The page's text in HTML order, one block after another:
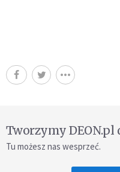
Tworzymy DEON.pl
Tu możesz nas wesprzeć.